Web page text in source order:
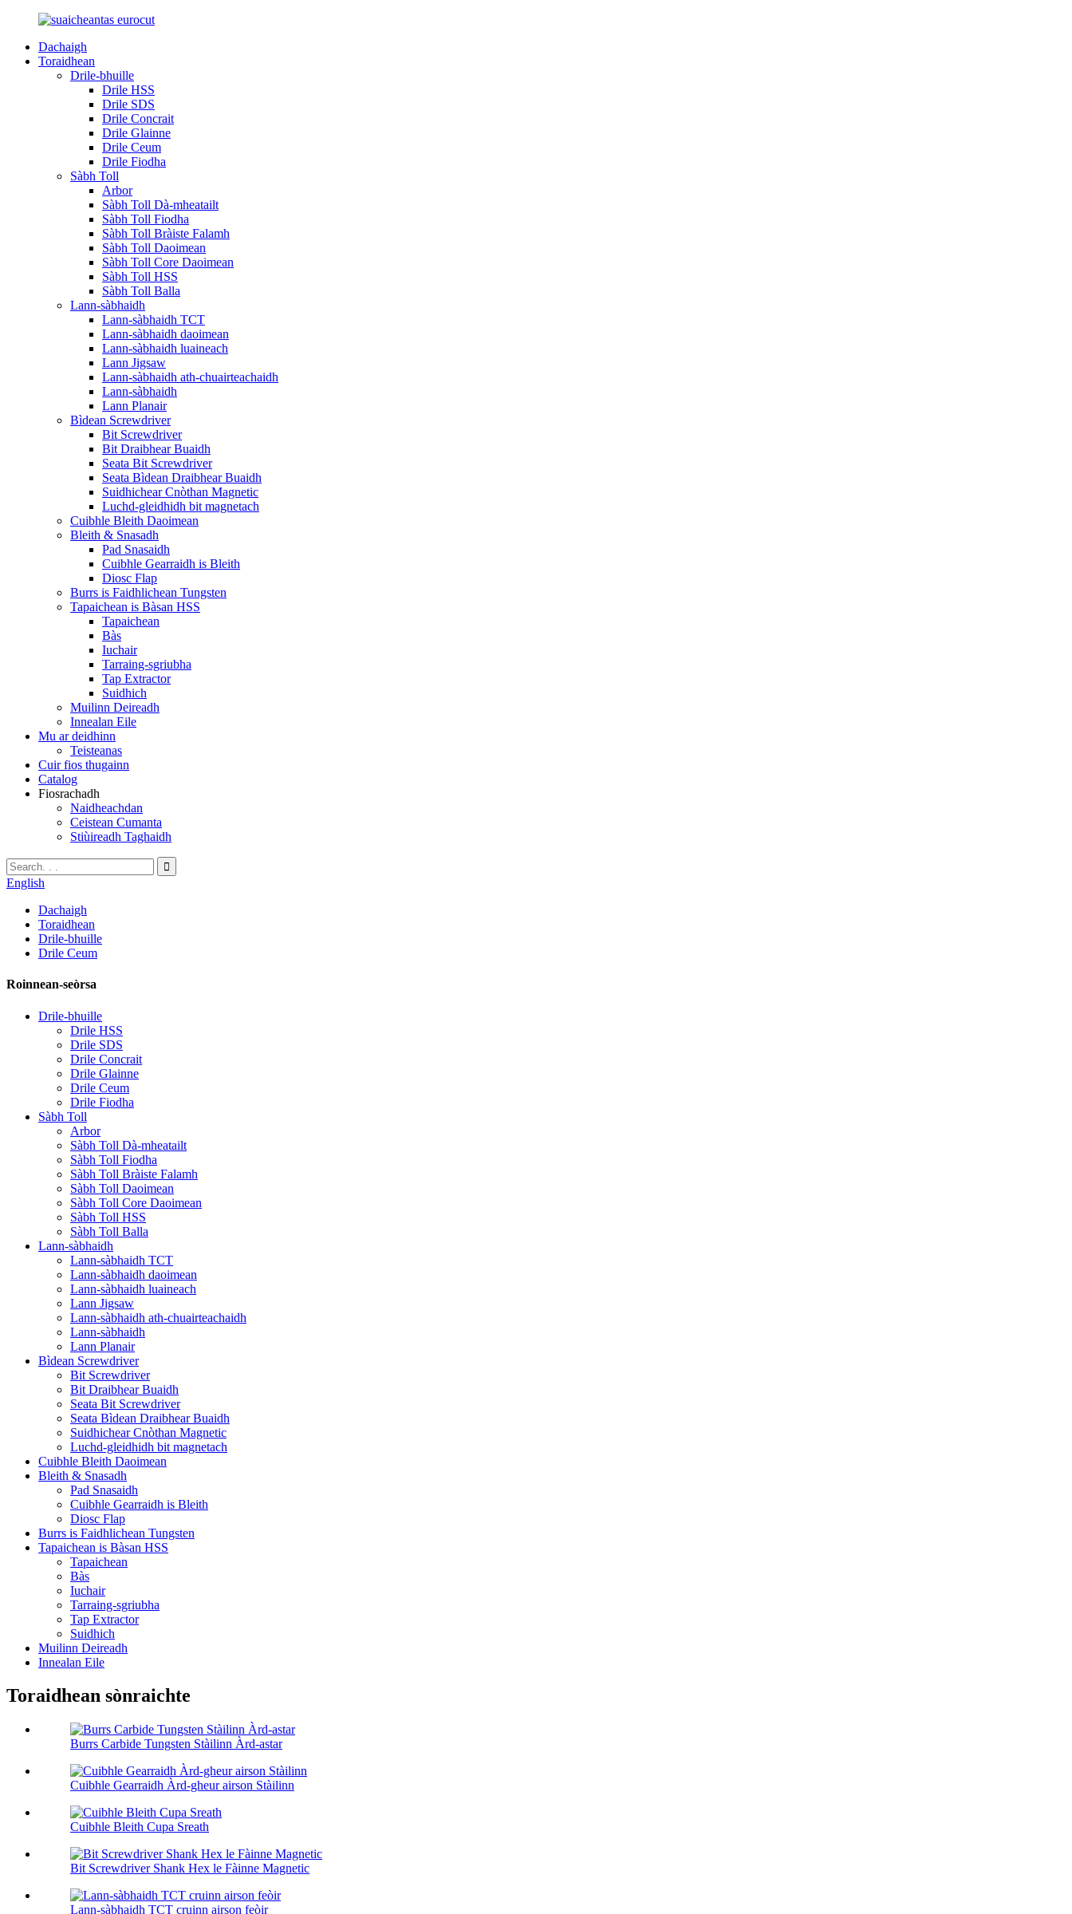
Dachaigh
Toraidhean
Drile-bhuille
Drile HSS
Drile SDS
Drile Concrait
Drile Glainne
Drile Ceum
Drile Fiodha
Sàbh Toll
Arbor
Sàbh Toll Dà-mheatailt
Sàbh Toll Fiodha
Sàbh Toll Bràiste Falamh
Sàbh Toll Daoimean
Sàbh Toll Core Daoimean
Sàbh Toll HSS
Sàbh Toll Balla
Lann-sàbhaidh
Lann-sàbhaidh TCT
Lann-sàbhaidh daoimean
Lann-sàbhaidh luaineach
Lann Jigsaw
Lann-sàbhaidh ath-chuairteachaidh
Lann-sàbhaidh
Lann Planair
Bìdean Screwdriver
Bit Screwdriver
Bit Draibhear Buaidh
Seata Bit Screwdriver
Seata Bìdean Draibhear Buaidh
Suidhichear Cnòthan Magnetic
Luchd-gleidhidh bit magnetach
Cuibhle Bleith Daoimean
Bleith & Snasadh
Pad Snasaidh
Cuibhle Gearraidh is Bleith
Diosc Flap
Burrs is Faidhlichean Tungsten
Tapaichean is Bàsan HSS
Tapaichean
Bàs
Iuchair
Tarraing-sgriubha
Tap Extractor
Suidhich
Muilinn Deireadh
Innealan Eile
Mu ar deidhinn
Teisteanas
Cuir fios thugainn
Catalog
Fiosrachadh
Naidheachdan
Ceistean Cumanta
Stiùireadh Taghaidh
English
Dachaigh
Toraidhean
Drile-bhuille
Drile Ceum
Roinnean-seòrsa
Drile-bhuille
Drile HSS
Drile SDS
Drile Concrait
Drile Glainne
Drile Ceum
Drile Fiodha
Sàbh Toll
Arbor
Sàbh Toll Dà-mheatailt
Sàbh Toll Fiodha
Sàbh Toll Bràiste Falamh
Sàbh Toll Daoimean
Sàbh Toll Core Daoimean
Sàbh Toll HSS
Sàbh Toll Balla
Lann-sàbhaidh
Lann-sàbhaidh TCT
Lann-sàbhaidh daoimean
Lann-sàbhaidh luaineach
Lann Jigsaw
Lann-sàbhaidh ath-chuairteachaidh
Lann-sàbhaidh
Lann Planair
Bìdean Screwdriver
Bit Screwdriver
Bit Draibhear Buaidh
Seata Bit Screwdriver
Seata Bìdean Draibhear Buaidh
Suidhichear Cnòthan Magnetic
Luchd-gleidhidh bit magnetach
Cuibhle Bleith Daoimean
Bleith & Snasadh
Pad Snasaidh
Cuibhle Gearraidh is Bleith
Diosc Flap
Burrs is Faidhlichean Tungsten
Tapaichean is Bàsan HSS
Tapaichean
Bàs
Iuchair
Tarraing-sgriubha
Tap Extractor
Suidhich
Muilinn Deireadh
Innealan Eile
Toraidhean sònraichte
Burrs Carbide Tungsten Stàilinn Àrd-astar
Cuibhle Gearraidh Àrd-gheur airson Stàilinn
Cuibhle Bleith Cupa Sreath
Bit Screwdriver Shank Hex le Fàinne Magnetic
Lann-sàbhaidh TCT cruinn airson feòir